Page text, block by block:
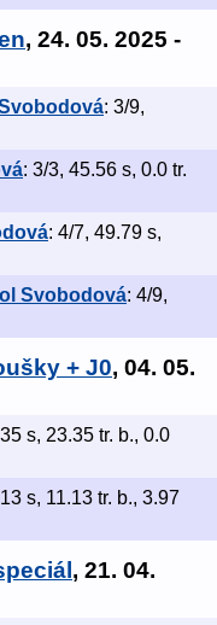
, 24. 05. 2025 -
: 3/9,
: 3/3, 45.56 s, 0.0 tr.
: 4/7, 49.79 s,
Svobodová: 4/9,
+ J0, 04. 05.
s, 23.35 tr. b., 0.0
s, 11.13 tr. b., 3.97
, 21. 04.